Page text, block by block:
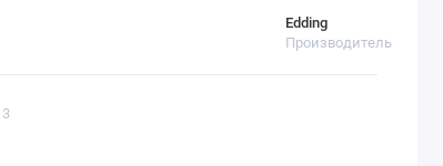
Edding
Производитель